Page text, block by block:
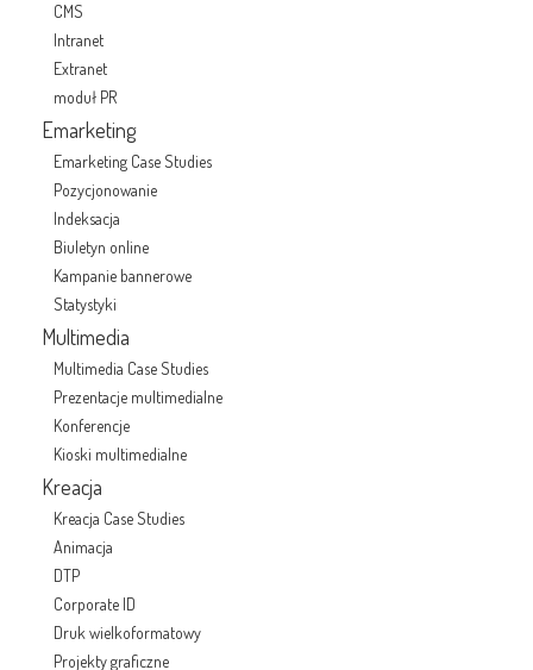
CMS
Intranet
Extranet
moduł PR
Emarketing
Emarketing Case Studies
Pozycjonowanie
Indeksacja
Biuletyn online
Kampanie bannerowe
Statystyki
Multimedia
Multimedia Case Studies
Prezentacje multimedialne
Konferencje
Kioski multimedialne
Kreacja
Kreacja Case Studies
Animacja
DTP
Corporate ID
Druk wielkoformatowy
Projekty graficzne